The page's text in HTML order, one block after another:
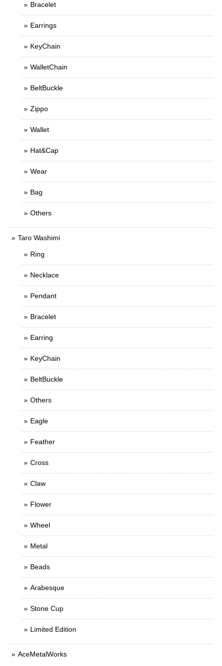
Bracelet
Earrings
KeyChain
WalletChain
BeltBuckle
Zippo
Wallet
Hat&Cap
Wear
Bag
Others
Taro Washimi
Ring
Necklace
Pendant
Bracelet
Earring
KeyChain
BeltBuckle
Others
Eagle
Feather
Cross
Claw
Flower
Wheel
Metal
Beads
Arabesque
Stone Cup
Limited Edition
AceMetalWorks